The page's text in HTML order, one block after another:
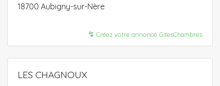
18700 Aubigny-sur-Nère
↯ Créez votre annonce GitesChambres
LES CHAGNOUX